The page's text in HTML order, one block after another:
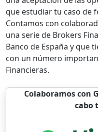
que estudiar tu caso de
Contamos con
una serie de Brokers
Banco de España y que
con un número
Financieras.
Colaboramos con
cabo